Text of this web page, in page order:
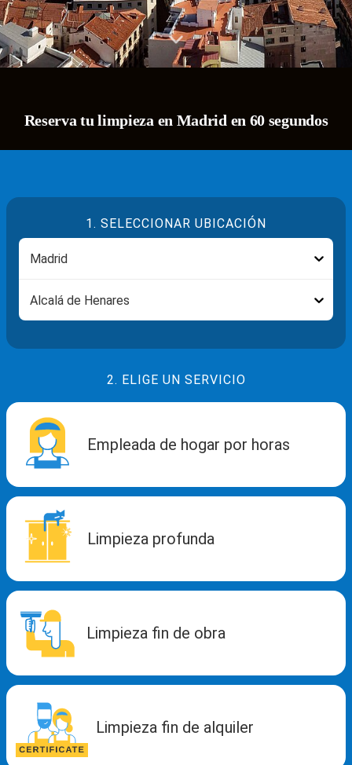
Reserva tu limpieza en Madrid en 60 segundos